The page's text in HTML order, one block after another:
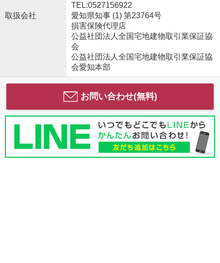
取扱会社
TEL:0527156922
愛知県知事 (1) 第23764号
損害保険代理店
公益社団法人全国宅地建物取引業保証協
会
公益社団法人全国宅地建物取引業保証協
会愛知本部
お問い合わせ(無料)